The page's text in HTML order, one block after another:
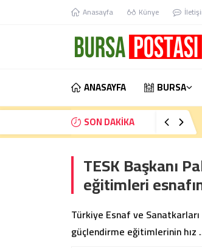
Anasayfa Künye
ANASAYFA BURSA
SON DAKİKA
TESK Başkanı
eğitimleri
Türkiye Esnaf ve
güçlendirme eğitimlerinin hız